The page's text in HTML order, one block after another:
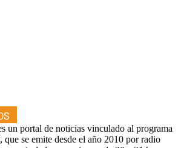
un portal de noticias vinculado al programa
se emite desde el año 2010 por radio